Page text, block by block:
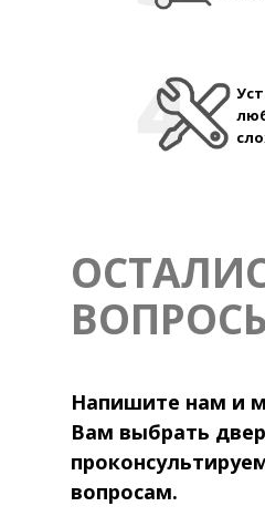
Напишите нам и
Вам выбрать
вопросам.